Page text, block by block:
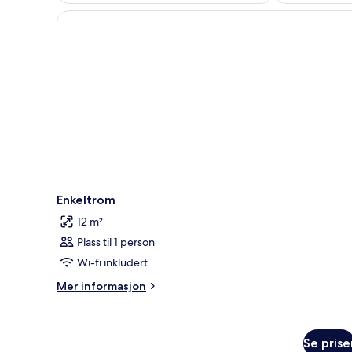
Enkeltrom
12 m²
Plass til 1 person
Wi-fi inkludert
Mer informasjon
Mer
Se